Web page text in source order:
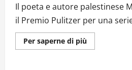
Il poeta e autore palestinese
il Premio Pulitzer per una
Per saperne di piùUlteriori
informazioni